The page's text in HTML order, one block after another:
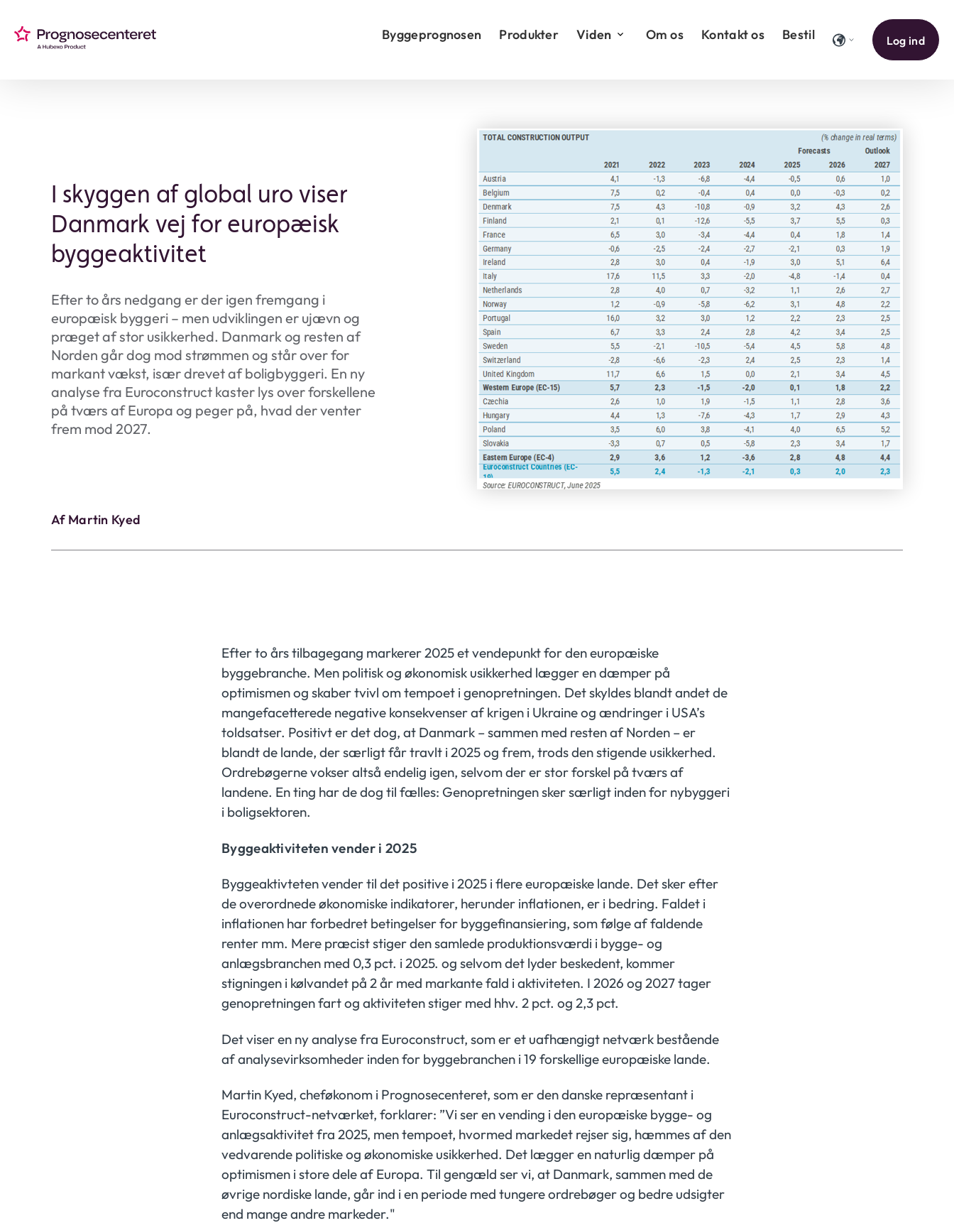
Byggeprognosen Produkter Viden Om os Kontakt os Bestil Log ind
I skyggen af global uro viser
Danmark vej for europæisk
byggeaktivitet
Efter to års nedgang er der igen fremgang i
europæisk byggeri – men udviklingen er ujævn og
præget af stor usikkerhed. Danmark og resten af
Norden går dog mod strømmen og står over for
markant vækst, især drevet af boligbyggeri. En ny
analyse fra Euroconstruct kaster lys over forskellene
på tværs af Europa og peger på, hvad der venter
frem mod 2027.
Af Martin Kyed
Efter to års tilbagegang markerer 2025 et vendepunkt for den europæiske
byggebranche. Men politisk og økonomisk usikkerhed lægger en dæmper på
optimismen og skaber tvivl om tempoet i genopretningen. Det skyldes blandt andet de
mangefacetterede negative konsekvenser af krigen i Ukraine og ændringer i USA’s
toldsatser. Positivt er det dog, at Danmark – sammen med resten af Norden – er
blandt de lande, der særligt får travlt i 2025 og frem, trods den stigende usikkerhed.
Ordrebøgerne vokser altså endelig igen, selvom der er stor forskel på tværs af
landene. En ting har de dog til fælles: Genopretningen sker særligt inden for nybyggeri
i boligsektoren.
Byggeaktiviteten vender i 2025
Byggeaktivteten vender til det positive i 2025 i flere europæiske lande. Det sker efter
de overordnede økonomiske indikatorer, herunder inflationen, er i bedring. Faldet i
inflationen har forbedret betingelser for byggefinansiering, som følge af faldende
renter mm. Mere præcist stiger den samlede produktionsværdi i bygge- og
anlægsbranchen med 0,3 pct. i 2025. og selvom det lyder beskedent, kommer
stigningen i kølvandet på 2 år med markante fald i aktiviteten. I 2026 og 2027 tager
genopretningen fart og aktiviteten stiger med hhv. 2 pct. og 2,3 pct.
Det viser en ny analyse fra Euroconstruct, som er et uafhængigt netværk bestående
af analysevirksomheder inden for byggebranchen i 19 forskellige europæiske lande.
Martin Kyed, cheføkonom i Prognosecenteret, som er den danske repræsentant i
Euroconstruct-netværket, forklarer: ”Vi ser en vending i den europæiske bygge- og
anlægsaktivitet fra 2025, men tempoet, hvormed markedet rejser sig, hæmmes af den
vedvarende politiske og økonomiske usikkerhed. Det lægger en naturlig dæmper på
optimismen i store dele af Europa. Til gengæld ser vi, at Danmark, sammen med de
øvrige nordiske lande, går ind i en periode med tungere ordrebøger og bedre udsigter
end mange andre markeder."